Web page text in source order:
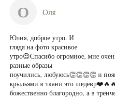
О Оля
Юлия, доброе утро. И
глядя на фото красивое
утро😍Спасибо огромное, мне
разные образы
поучились, любуюсь👏👏👏👏 и
крыльями в ткани это
божественно благородно, а в